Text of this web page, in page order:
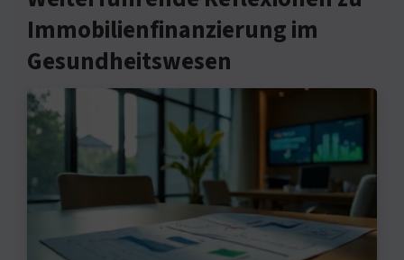
Immobilienfinanzierung im
Gesundheitswesen